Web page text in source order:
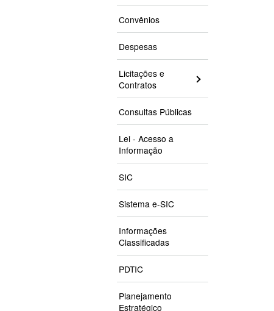
Convênios
Despesas
Licitações e
Contratos
Consultas Públicas
Lei - Acesso a
Informação
SIC
Sistema e-SIC
Informações
Classificadas
PDTIC
Planejamento
Estratégico